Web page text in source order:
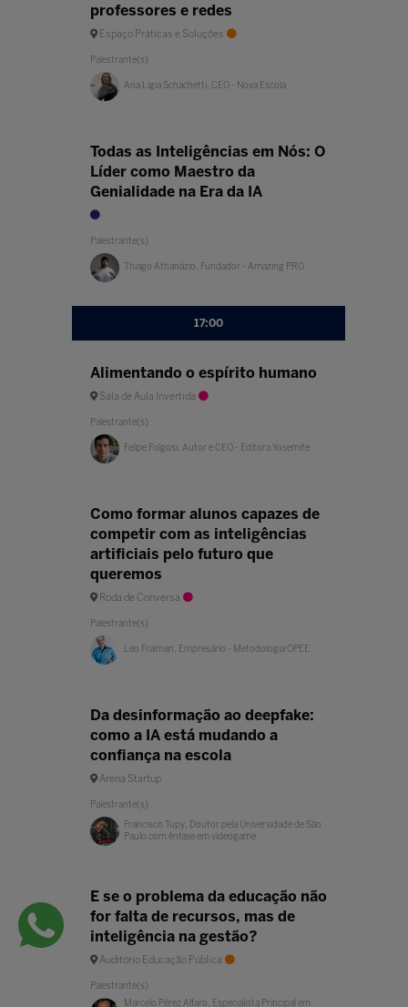
professores e redes
Espaço Práticas e Soluções
Palestrante(s)
Ana Ligia Schachetti, CEO - Nova Escola
Todas as Inteligências em Nós: O
Líder como Maestro da
Genialidade na Era da IA
Palestrante(s)
Thiago Athanázio, Fundador - Amazing PRO
17:00
Alimentando o espírito humano
Sala de Aula Invertida
Palestrante(s)
Felipe Folgosi, Autor e CEO - Editora Yosemite
Como formar alunos capazes de
competir com as inteligências
artificiais pelo futuro que
queremos
Roda de Conversa
Palestrante(s)
Leo Fraiman, Empresário - Metodologia OPEE
Da desinformação ao deepfake:
como a IA está mudando a
confiança na escola
Arena Startup
Palestrante(s)
Francisco Tupy, Doutor pela Universidade de São
Paulo com ênfase em videogame
E se o problema da educação não
for falta de recursos, mas de
inteligência na gestão?
Auditório Educação Pública
Palestrante(s)
Marcelo Pérez Alfaro, Especialista Principal em